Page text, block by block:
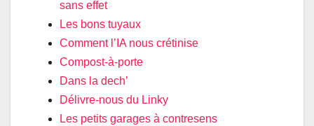
sans effet
Les bons tuyaux
Comment l’IA nous crétinise
Compost-à-porte
Dans la dech’
Délivre-nous du Linky
Les petits garages à contresens